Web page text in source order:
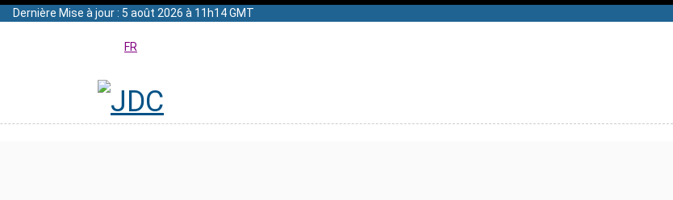
Dernière Mise à jour : 5 août 2026 à 11h14 GMT
FR